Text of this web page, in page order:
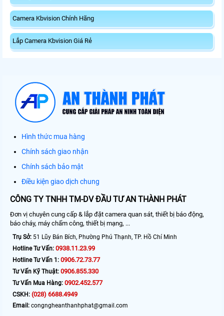
Camera Kbvision Chính Hãng
Lắp Camera Kbvision Giá Rẻ
Hình thức mua hàng
Chính sách giao nhận
Chính sách bảo mật
Điều kiện giao dịch chung
CÔNG TY TNHH TM-DV ĐẦU TƯ AN THÀNH PHÁT
Đơn vị chuyên cung cấp & lắp đặt camera quan sát, thiết bị báo động,
báo cháy, máy chấm công, thiết bị mạng, ...
Trụ Sở: 51 Lũy Bán Bích, Phường Phú Thạnh, TP. Hồ Chí Minh
Hotline Tư Vấn: 0938.11.23.99
Hotline Tư Vấn 1: 0906.72.73.77
Tư Vấn Kỹ Thuật: 0906.855.330
Tư Vấn Mua Hàng: 0902.452.577
CSKH: (028) 6688.4949
Email: congngheanthanhphat@gmail.com